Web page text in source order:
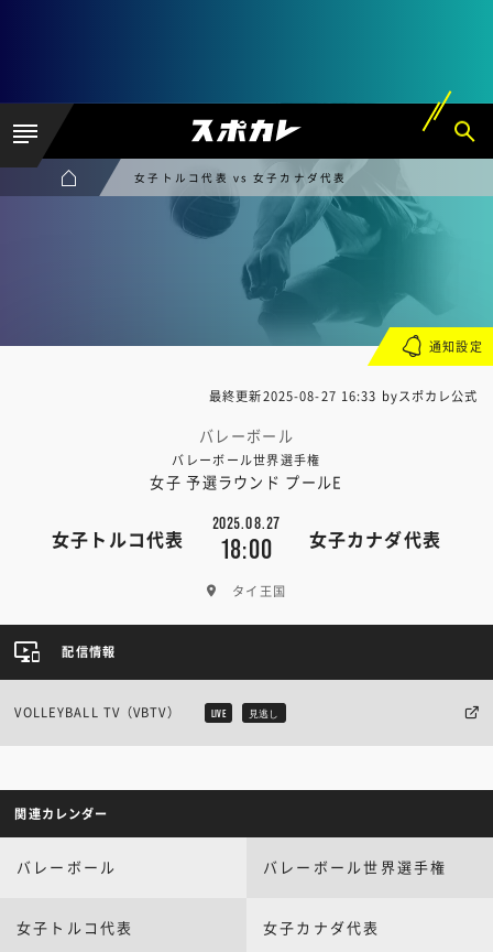
女子トルコ代表 vs 女子カナダ代表
最終更新2025-08-27 16:33 byスポカレ公式
バレーボール
バレーボール世界選手権
女子 予選ラウンド プールE
女子トルコ代表
2025.08.27
18:00 女子カナダ代表
タイ王国
通知設定
配信情報
VOLLEYBALL TV（VBTV） LIVE 見逃し
関連カレンダー
バレーボール バレーボール世界選手権
女子トルコ代表 女子カナダ代表